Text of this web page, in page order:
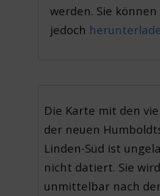
werden. Sie
jedoch
Die Karte mit den
der neuen
Linden-Süd ist
nicht datiert. Sie
unmittelbar nach